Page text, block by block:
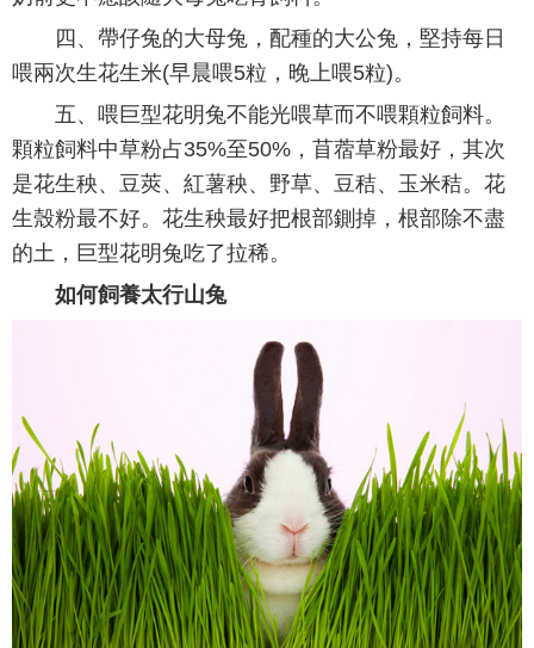
四、帶仔兔的大母兔，配種的大公兔，堅持每日
喂兩次生花生米(早晨喂5粒，晚上喂5粒)。
五、喂巨型花明兔不能光喂草而不喂顆粒飼料。
顆粒飼料中草粉占35%至50%，苜蓿草粉最好，其次
是花生秧、豆莢、紅薯秧、野草、豆秸、玉米秸。花
生殼粉最不好。花生秧最好把根部鍘掉，根部除不盡
的土，巨型花明兔吃了拉稀。
如何飼養太行山兔